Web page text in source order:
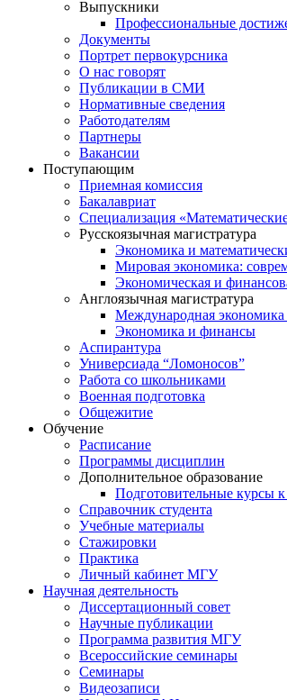
Выпускники
Профессиональные
Документы
Портрет первокурсника
О нас говорят
Публикации в СМИ
Нормативные сведения
Работодателям
Партнеры
Вакансии
Поступающим
Приемная комиссия
Бакалавриат
Специализация
Русскоязычная магистратура
Экономика и
Мировая экономика:
Экономическая и
Англоязычная магистратура
Международная
Экономика и финансы
Аспирантура
Универсиада “Ломоносов”
Работа со школьниками
Военная подготовка
Общежитие
Обучение
Расписание
Программы дисциплин
Дополнительное образование
Подготовительные курсы
Справочник студента
Учебные материалы
Стажировки
Практика
Личный кабинет МГУ
Научная деятельность
Диссертационный совет
Научные публикации
Программа развития МГУ
Всероссийские семинары
Семинары
Видеозаписи